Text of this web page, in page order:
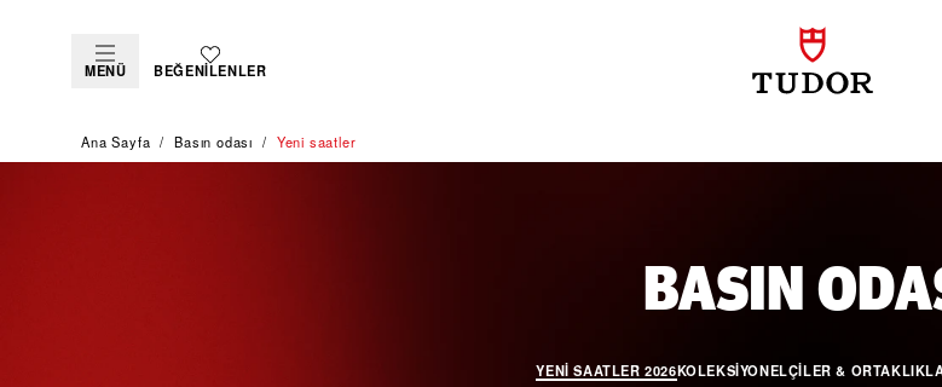
MENÜ BEĞENILENLER
Ana Sayfa Basın odası Yeni saatler
BASIN
YENI SAATLER 2026KOLEKSIYONELÇILER &